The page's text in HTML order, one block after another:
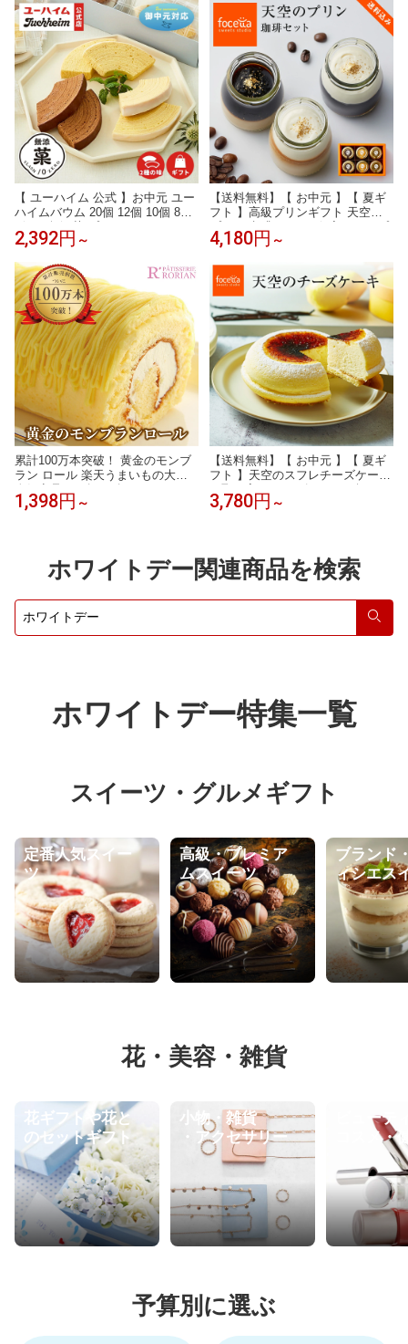
ピーカンナッツ お配り
モンド マカダミア レモン チーズ
フルーツ 50代 60代 70代
【 ユーハイム 公式 】お中元 ユー
ハイムバウム 20個 12個 10個 8個
5個｜ 無添菓 プレーン ホワイト
チョコ バウムクーヘン バームク
レゼント 手土産 お菓子 洋菓子 個
別 包装 のし対応 内祝 お祝い 退職
誕生日
2,392円 ～
【送料無料】【 お中元 】【 夏ギ
フト 】高級プリンギフト 天空の
プリン 珈琲セット 6個入りエスプ
レッソ・キャラメルマキアート・
4,180円 ～
累計100万本突破！ 黄金のモンブ
ラン ロール 楽天うまいもの大会
ロールケーキ モンブラン ケーキ
グ 有名 50代
1,398円 ～
【送料無料】【 お中元 】【 夏ギ
フト 】天空のスフレチーズケーキ
誕生日 内祝い おしゃれ スイーツ
3,780円 ～
ホワイトデー関連商品を検索
検索
ホワイトデー特集一覧
スイーツ・グルメギフト
定番人気スイー
ツ
高級・プレミア
ムスイーツ
ブランド
ィシエス
花・美容・雑貨
花ギフトや花と
のセットギフト
小物・雑貨
・アクセサリー
ビューテ
コスメ・
予算別に選ぶ